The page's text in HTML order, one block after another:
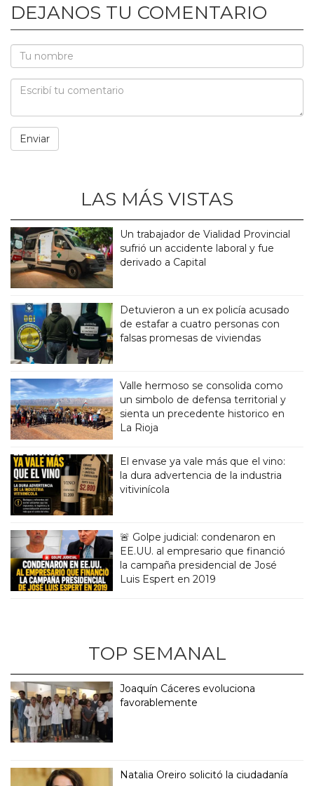
DEJANOS TU COMENTARIO
LAS MÁS VISTAS
Un trabajador de Vialidad Provincial
sufrió un accidente laboral y fue
derivado a Capital
Detuvieron a un ex policía acusado
de estafar a cuatro personas con
falsas promesas de viviendas
Valle hermoso se consolida como
un simbolo de defensa territorial y
sienta un precedente historico en
La Rioja
El envase ya vale más que el vino:
la dura advertencia de la industria
vitivinícola
🚨 Golpe judicial: condenaron en
EE.UU. al empresario que financió
la campaña presidencial de José
Luis Espert en 2019
TOP SEMANAL
Joaquín Cáceres evoluciona
favorablemente
Natalia Oreiro solicitó la ciudadanía